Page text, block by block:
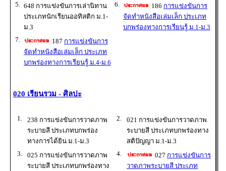
5. 648 การแข่งขันการเล่านิทาน
ประเภทนักเรียนออทิสติก ม.1-
ม.3
6. 186 การแข่งขันการ
จัดทำหนังสือเล่มเล็ก ประเภท
บกพร่องทางการเรียนรู้ ม.1-ม.3
7.
187 การแข่งขันการ
จัดทำหนังสือเล่มเล็ก ประเภท
บกพร่องทางการเรียนรู้ ม.4-ม.6
020 เรียนรวม - ศิลปะ
1.
238 การแข่งขันการวาดภาพ
ระบายสี ประเภทบกพร่อง
ทางการได้ยิน ม.1-ม.3
2.
021 การแข่งขันการวาดภาพ
ระบายสี ประเภทบกพร่องทาง
สติปัญญา ม.1-ม.3
3.
025 การแข่งขันการวาดภาพ
ระบายสี ประเภทบกพร่องทาง
4. 027 การแข่งขันการ
วาดภาพระบายสี ประเภท